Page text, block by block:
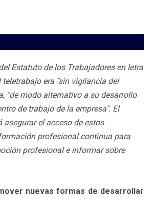
Estatuto de los Trabajadores en letra
teletrabajo era "sin vigilancia del
"de modo alternativo a su desarrollo
de trabajo de la empresa". El
asegurar el acceso de estos
profesional continua para
profesional e informar sobre
nuevas formas de desarrollar